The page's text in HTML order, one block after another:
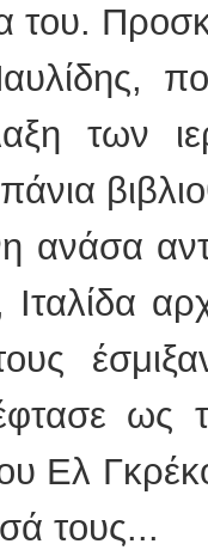
του.
των
ανάσα
Ιταλίδα
Ελ
τους...